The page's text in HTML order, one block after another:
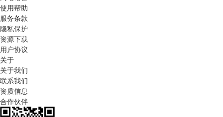
使用帮助
服务条款
隐私保护
资源下载
用户协议
关于
关于我们
联系我们
资质信息
合作伙伴